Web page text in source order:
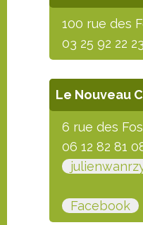
100 rue des
03 25 92 22 23
Le Nouveau
6 rue des
06 12 82 81
Facebook